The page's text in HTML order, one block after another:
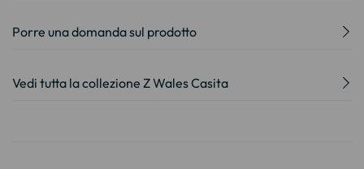
Porre una domanda sul prodotto
Vedi tutta la collezione Z Wales Casita